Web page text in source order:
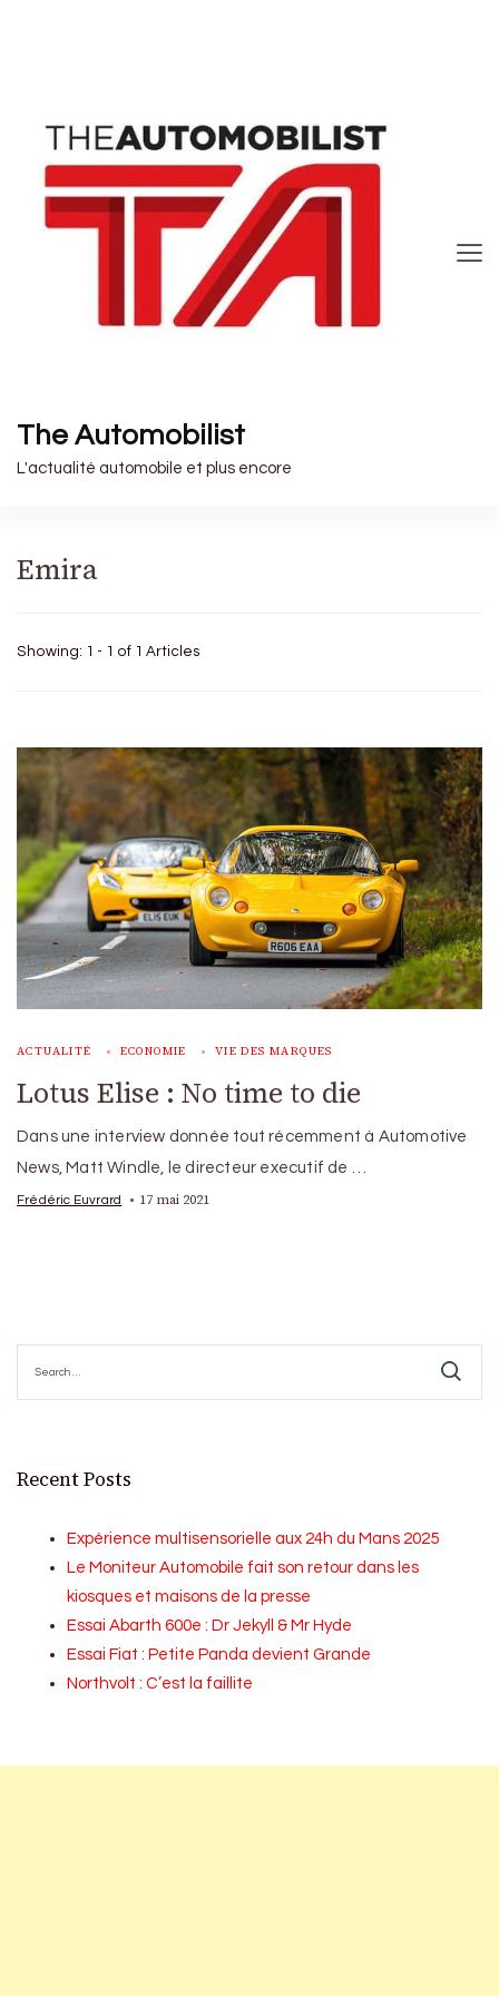
The Automobilist
L'actualité automobile et plus encore
Emira
Showing: 1 - 1 of 1 Articles
ACTUALITÉ ECONOMIE VIE DES MARQUES
Lotus Elise : No time to die
Dans une interview donnée tout récemment à Automotive
News, Matt Windle, le directeur executif de …
Frédéric Euvrard 17 mai 2021
for:
Recent Posts
Expérience multisensorielle aux 24h du Mans 2025
Le Moniteur Automobile fait son retour dans les
kiosques et maisons de la presse
Essai Abarth 600e : Dr Jekyll & Mr Hyde
Essai Fiat : Petite Panda devient Grande
Northvolt : C’est la faillite